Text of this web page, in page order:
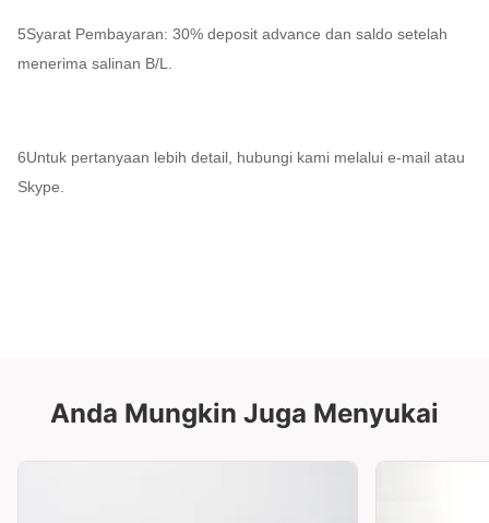
5Syarat Pembayaran: 30% deposit advance dan saldo setelah
menerima salinan B/L.
6Untuk pertanyaan lebih detail, hubungi kami melalui e-mail atau
Skype.
Anda Mungkin Juga Menyukai